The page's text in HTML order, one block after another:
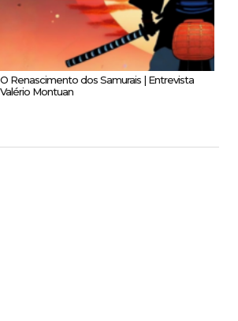
Renascimento dos Samurais | Entrevista
Montuan